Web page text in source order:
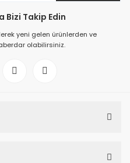
Bizi Takip Edin
yeni gelen ürünlerden ve
olabilirsiniz.